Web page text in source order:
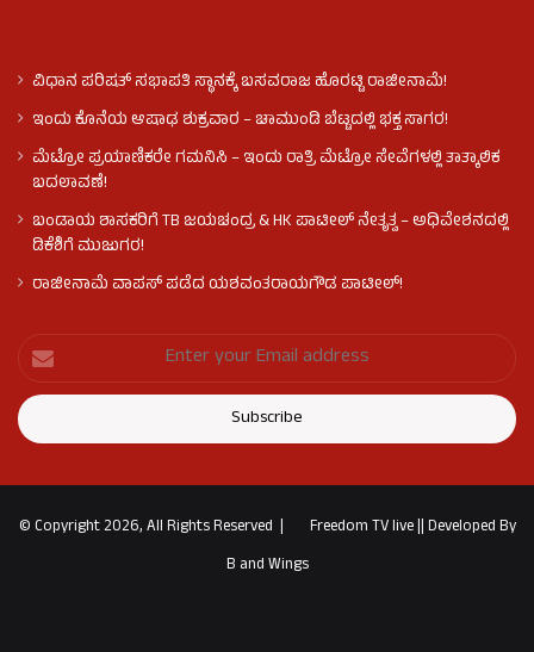
ವಿಧಾನ ಪರಿಷತ್ ಸಭಾಪತಿ ಸ್ಥಾನಕ್ಕೆ ಬಸವರಾಜ ಹೊರಟ್ಟಿ ರಾಜೀನಾಮೆ!
ಇಂದು ಕೊನೆಯ ಆಷಾಢ ಶುಕ್ರವಾರ – ಚಾಮುಂಡಿ ಬೆಟ್ಟದಲ್ಲಿ ಭಕ್ತ ಸಾಗರ!
ಮೆಟ್ರೋ ಪ್ರಯಾಣಿಕರೇ ಗಮನಿಸಿ – ಇಂದು ರಾತ್ರಿ ಮೆಟ್ರೋ ಸೇವೆಗಳಲ್ಲಿ ತಾತ್ಕಾಲಿಕ
ಬದಲಾವಣೆ!
ಬಂಡಾಯ ಶಾಸಕರಿಗೆ TB ಜಯಚಂದ್ರ & HK ಪಾಟೀಲ್ ನೇತೃತ್ವ – ಅಧಿವೇಶನದಲ್ಲಿ
ಡಿಕೆಶಿಗೆ ಮುಜುಗರ!
ರಾಜೀನಾಮೆ ವಾಪಸ್ ಪಡೆದ ಯಶವಂತರಾಯಗೌಡ ಪಾಟೀಲ್‌!
© Copyright 2026, All Rights Reserved | Freedom TV live||Developed By
B and Wings